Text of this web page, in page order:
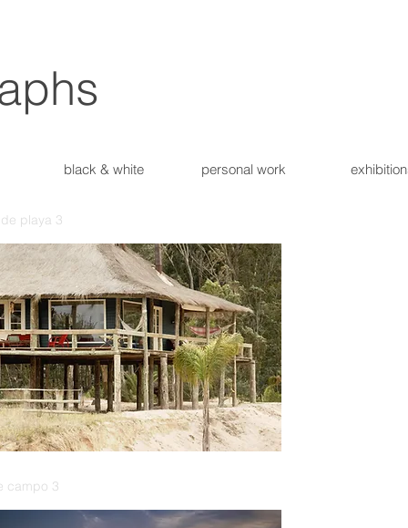
black & white personal work
playa 3
campo 3